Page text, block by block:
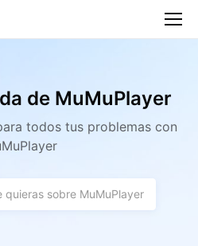
de MuMuPlayer
todos tus problemas con
quieras sobre MuMuPlayer